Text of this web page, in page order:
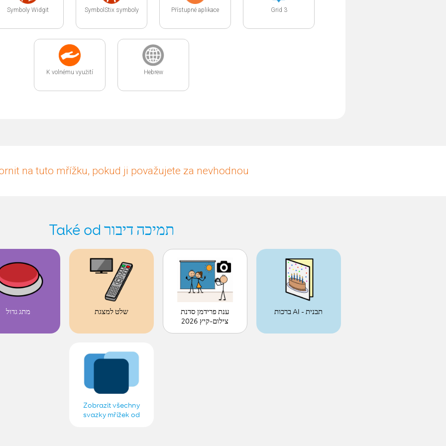
Symboly Widgit SymbolStix symboly Přístupné aplikace Grid 3
K volnému využití Hebrew
na tuto mřížku, pokud ji považujete za nevhodnou
Také od תמיכה דיבור
מתג גדול שלט למצגת
ענת פרידמן סדנת
צילום-קיץ 2026
ברכות AI - תבנית
Zobrazit všechny
svazky mřížek od